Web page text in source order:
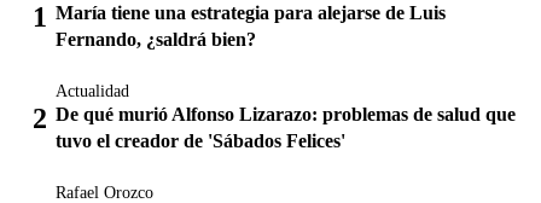
María tiene una estrategia para alejarse de Luis
Fernando, ¿saldrá bien?
Actualidad
De qué murió Alfonso Lizarazo: problemas de salud que
tuvo el creador de 'Sábados Felices'
Rafael Orozco